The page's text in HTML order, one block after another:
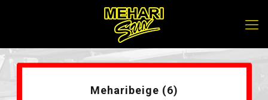
Meharibeige (6)